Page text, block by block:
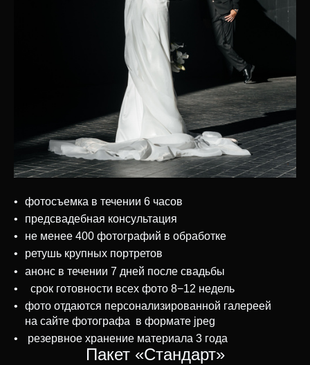
фотосъемка в течении 6 часов
предсвадебная консультация
не менее 400 фотографий в обработке
ретушь крупных портретов
анонс в течении 7 дней после свадьбы
срок готовности всех фото 8−12 недель
фото отдаются персонализированной галереей
на сайте фотографа в формате jpeg
резервное хранение материала 3 года
Пакет «Стандарт»